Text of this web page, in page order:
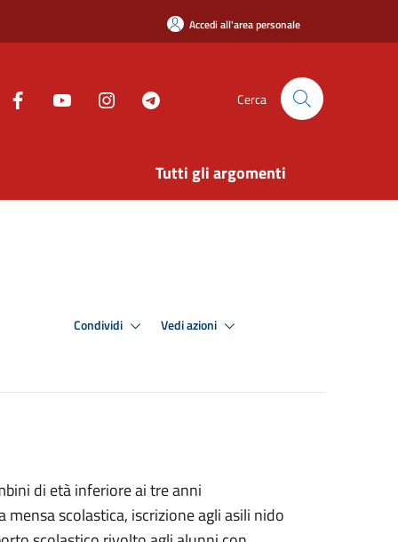
Accedi all'area personale
Cerca
Tutti gli argomenti
Condividi Vedi azioni
di età inferiore ai tre anni
scolastica, iscrizione agli asili nido